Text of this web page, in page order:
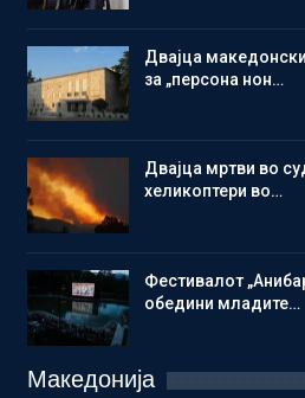
Двајца
за „персона нон…
Двајца мртви во
хеликоптери во…
Фестивалот
обедини младите…
Македонија